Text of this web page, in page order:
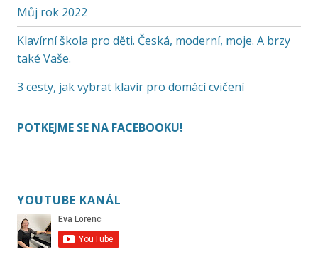
Můj rok 2022
Klavírní škola pro děti. Česká, moderní, moje. A brzy
také Vaše.
3 cesty, jak vybrat klavír pro domácí cvičení
POTKEJME SE NA FACEBOOKU!
YOUTUBE KANÁL